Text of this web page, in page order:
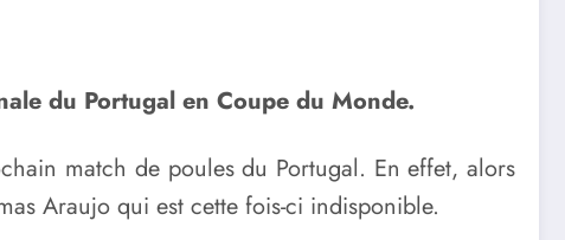
du Portugal en Coupe du Monde.
match de poules du Portugal. En effet, alors
Araujo qui est cette fois-ci indisponible.